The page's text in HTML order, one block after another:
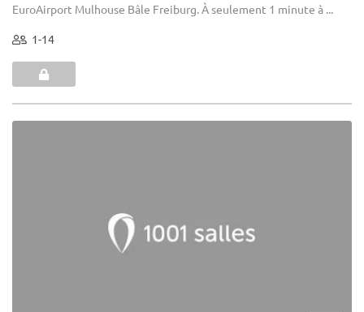
EuroAirport Mulhouse Bâle Freiburg. À seulement 1 minute à ...
1-14